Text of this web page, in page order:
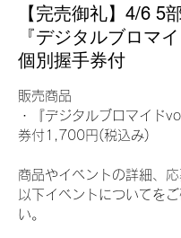
【完売御礼】4/6 5
『デジタルブロマイ
個別握手券付
販売商品
・『デジタルブロマイド
券付1,700円(税込み)
商品やイベントの詳細、
以下イベントについてを
い。